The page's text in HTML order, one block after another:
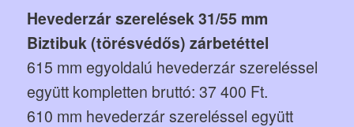
Hevederzár szerelések 31/55 mm
Biztibuk (törésvédős) zárbetéttel
615 mm egyoldalú hevederzár szereléssel
együtt kompletten bruttó: 37 400 Ft.
610 mm hevederzár szereléssel együtt